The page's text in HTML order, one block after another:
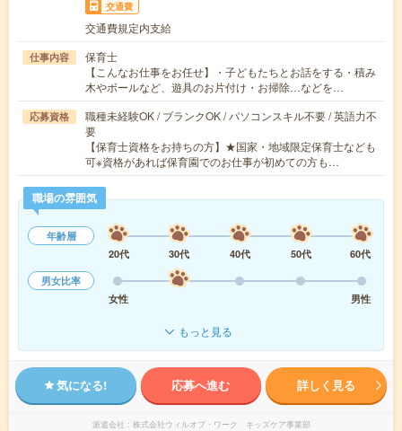
交通費
交通費規定内支給
仕事内容
保育士
【こんなお仕事をお任せ】・子どもたちとお話をする・積み
木やボールなど、遊具のお片付け・お掃除…などを…
応募資格
職種未経験OK / ブランクOK / パソコンスキル不要 / 英語力不
要
【保育士資格をお持ちの方】★国家・地域限定保育士なども
可※資格があれば保育園でのお仕事が初めての方も…
職場の雰囲気
年齢層
20代
30代 40代 50代
60代
男女比率
女性
男性
もっと見る
気になる! 応募へ進む 詳しく見る
派遣会社 株式会社ウィルオブ・ワーク キッズケア事業部